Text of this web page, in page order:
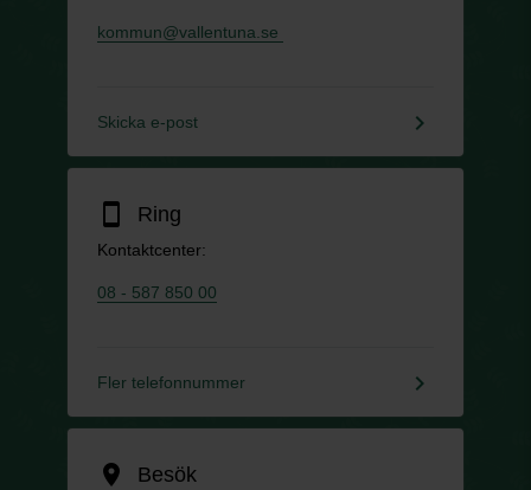
kommun@vallentuna.se
Skicka e-post keyboard_arrow_right
smartphone Ring
Kontaktcenter:
08 - 587 850 00
Fler telefonnummer keyboard_arrow_right
location_on Besök